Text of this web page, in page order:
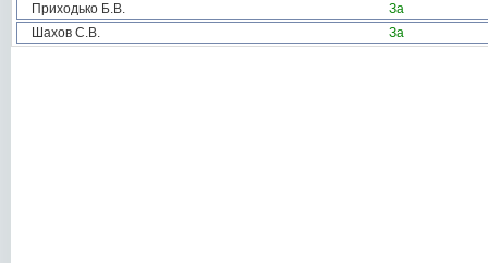
Приходько Б.В.
За
Шахов С.В.
За